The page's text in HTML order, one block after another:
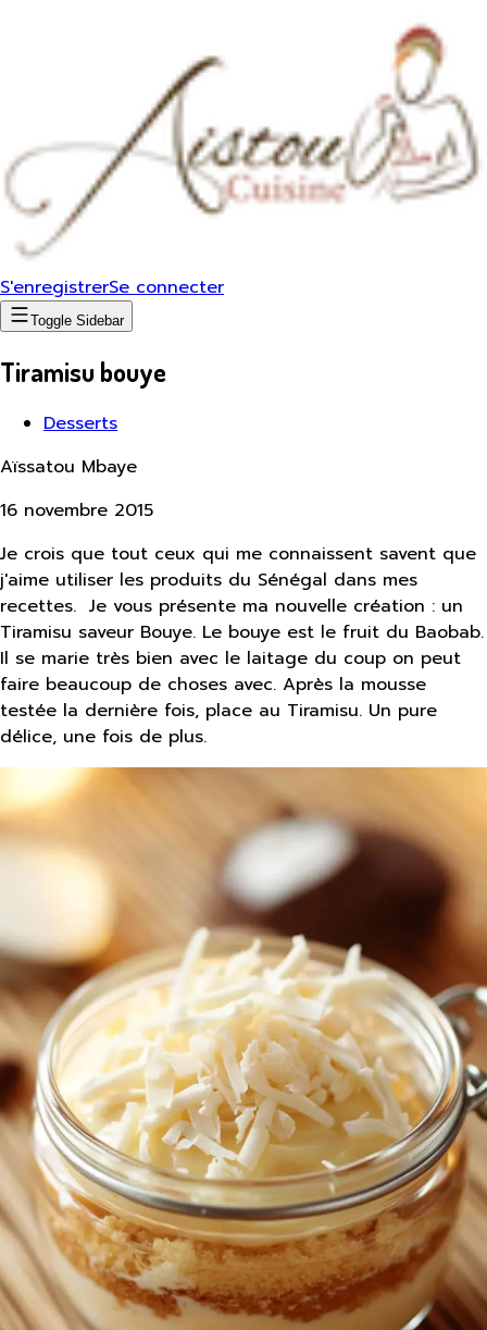
S'enregistrerSe connecter
Toggle Sidebar
Tiramisu bouye
Desserts
Aïssatou Mbaye
16 novembre 2015
Je crois que tout ceux qui me connaissent savent que
j'aime utiliser les produits du Sénégal dans mes
recettes. Je vous présente ma nouvelle création : un
Tiramisu saveur Bouye. Le bouye est le fruit du Baobab.
Il se marie très bien avec le laitage du coup on peut
faire beaucoup de choses avec. Après la mousse
testée la dernière fois, place au Tiramisu. Un pure
délice, une fois de plus.